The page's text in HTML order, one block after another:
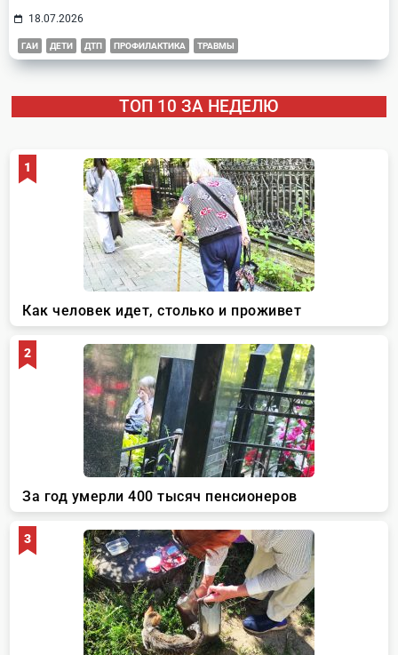
18.07.2026
ГАИ ДЕТИ ДТП ПРОФИЛАКТИКА ТРАВМЫ
ТОП 10 ЗА НЕДЕЛЮ